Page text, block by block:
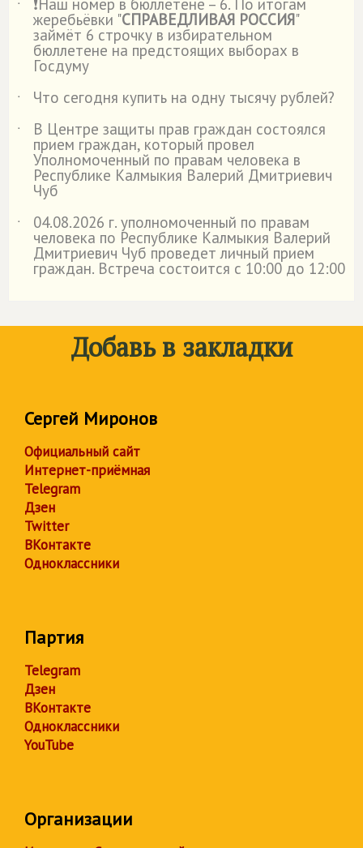
˙
❗Наш номер в бюллетене – 6. По итогам
жеребьёвки "СПРАВЕДЛИВАЯ РОССИЯ"
займёт 6 строчку в избирательном
бюллетене на предстоящих выборах в
Госдуму
˙
Что сегодня купить на одну тысячу рублей?
˙
В Центре защиты прав граждан состоялся
прием граждан, который провел
Уполномоченный по правам человека в
Республике Калмыкия Валерий Дмитриевич
Чуб
˙
04.08.2026 г. уполномоченный по правам
человека по Республике Калмыкия Валерий
Дмитриевич Чуб проведет личный прием
граждан. Встреча состоится с 10:00 до 12:00
Добавь в закладки
Сергей Миронов
Официальный сайт
Интернет-приёмная
Telegram
Дзен
Twitter
ВКонтакте
Одноклассники
Партия
Telegram
Дзен
ВКонтакте
Одноклассники
YouTube
Организации